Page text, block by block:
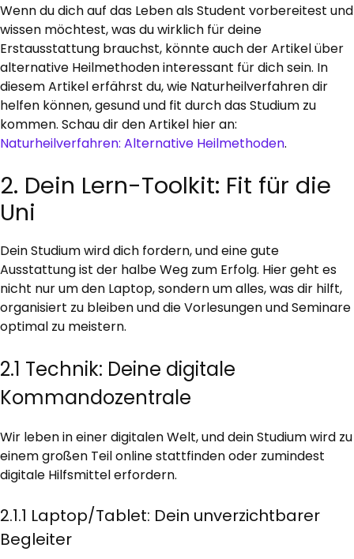
Wenn du dich auf das Leben als Student vorbereitest und
wissen möchtest, was du wirklich für deine
Erstausstattung brauchst, könnte auch der Artikel über
alternative Heilmethoden interessant für dich sein. In
diesem Artikel erfährst du, wie Naturheilverfahren dir
helfen können, gesund und fit durch das Studium zu
kommen. Schau dir den Artikel hier an:
Naturheilverfahren: Alternative Heilmethoden.
2. Dein Lern-Toolkit: Fit für die
Uni
Dein Studium wird dich fordern, und eine gute
Ausstattung ist der halbe Weg zum Erfolg. Hier geht es
nicht nur um den Laptop, sondern um alles, was dir hilft,
organisiert zu bleiben und die Vorlesungen und Seminare
optimal zu meistern.
2.1 Technik: Deine digitale
Kommandozentrale
Wir leben in einer digitalen Welt, und dein Studium wird zu
einem großen Teil online stattfinden oder zumindest
digitale Hilfsmittel erfordern.
2.1.1 Laptop/Tablet: Dein unverzichtbarer
Begleiter